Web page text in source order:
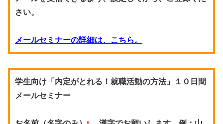
さい。
メールセミナーの詳細は、こちら。
学生向け「内定がとれる！就職活動の方法」１０日間
メールセミナー